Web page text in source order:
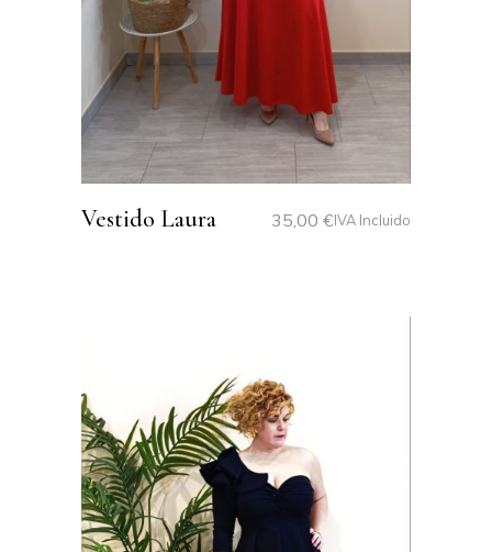
Vestido Laura 35,00 €IVA Incluido